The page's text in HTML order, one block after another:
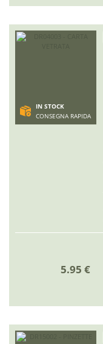
IN STOCK
CONSEGNA RAPIDA
5.95 €